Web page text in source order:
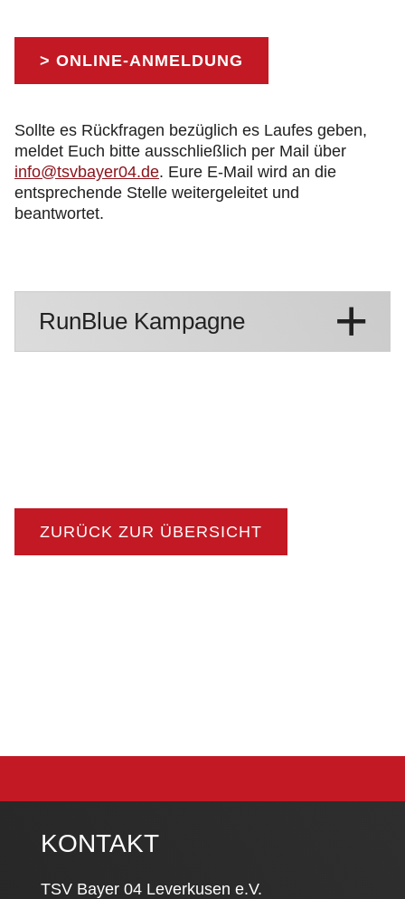
> ONLINE-ANMELDUNG
Sollte es Rückfragen bezüglich es Laufes geben,
meldet Euch bitte ausschließlich per Mail über
info@tsvbayer04.de. Eure E-Mail wird an die
entsprechende Stelle weitergeleitet und
beantwortet.
RunBlue Kampagne
ZURÜCK ZUR ÜBERSICHT
KONTAKT
TSV Bayer 04 Leverkusen e.V.